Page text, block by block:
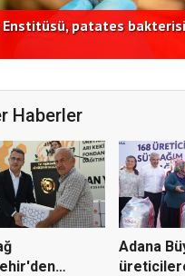
Enstitüsü, patates
Haberler
Adana